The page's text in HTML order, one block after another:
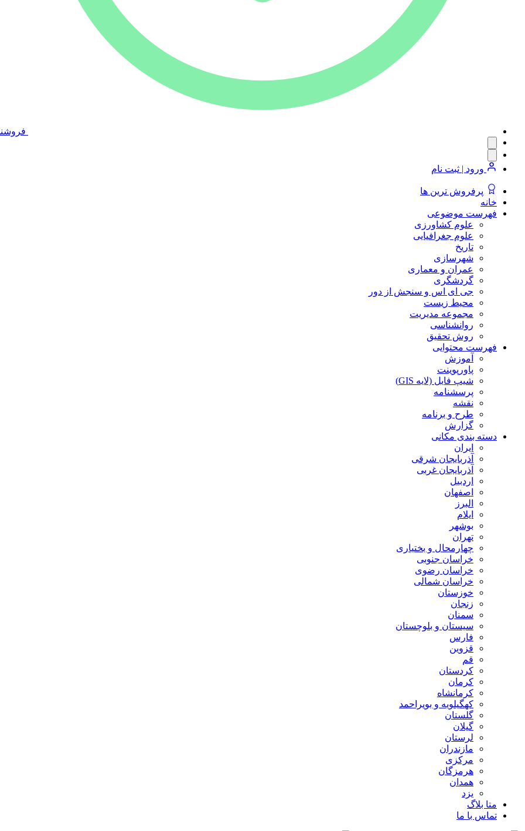
ورود | ثبت نام
پرفروش ترین ها
خانه
فهرست موضوعی
علوم کشاورزی
علوم جغرافیایی
تاریخ
شهرسازی
عمران و معماری
گردشگری
جی ای اس و سنجش از دور
محیط زیست
مجموعه مدیریت
روانشناسی
روش تحقیق
فهرست محتوایی
آموزش
پاورپوینت
شیپ فایل (لایه GIS)
پرسشنامه
نقشه
طرح و برنامه
گزارش
دسته بندی مکانی
ایران
آذربایجان شرقی
آذربایجان غربی
اردبیل
اصفهان
البرز
ایلام
بوشهر
تهران
چهارمحال و بختیاری
خراسان جنوبی
خراسان رضوی
خراسان شمالی
خوزستان
زنجان
سمنان
سیستان و بلوچستان
فارس
قزوین
قم
کردستان
کرمان
کرمانشاه
کهگیلویه و بویراحمد
گلستان
گیلان
لرستان
مازندران
مرکزی
هرمزگان
همدان
یزد
متا بلاگ
تماس با ما